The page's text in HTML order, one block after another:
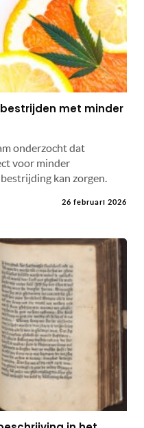
met minder
onderzocht dat
voor minder
kan zorgen.
26 februari 2026